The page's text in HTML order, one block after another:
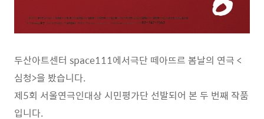
두산아트센터 space111에서극단 떼아뜨르 봄날의 연극 <
심청>을 봤습니다.
제5회 서울연극인대상 시민평가단 선발되어 본 두 번째 작품
입니다.